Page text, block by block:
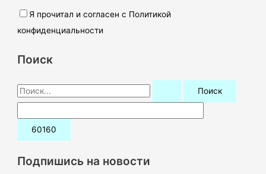
Я прочитал и согласен с Политикой
конфиденциальности
Поиск
П
о
и
:Подпишись на новости